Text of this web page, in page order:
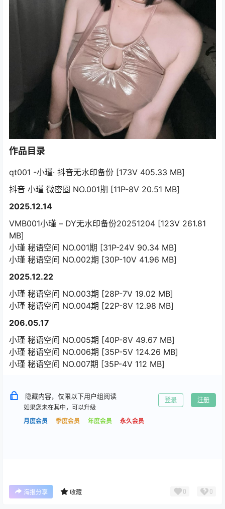
作品目录
qt001 -小瑾· 抖音无水印备份 [173V 405.33 MB]
抖音 小瑾 微密圈 NO.001期 [11P-8V 20.51 MB]
2025.12.14
VMB001小瑾 – DY无水印备份20251204 [123V 261.81
MB]
小瑾 秘语空间 NO.001期 [31P-24V 90.34 MB]
小瑾 秘语空间 NO.002期 [30P-10V 41.96 MB]
2025.12.22
小瑾 秘语空间 NO.003期 [28P-7V 19.02 MB]
小瑾 秘语空间 NO.004期 [22P-8V 12.98 MB]
206.05.17
小瑾 秘语空间 NO.005期 [40P-8V 49.67 MB]
小瑾 秘语空间 NO.006期 [35P-5V 124.26 MB]
小瑾 秘语空间 NO.007期 [35P-4V 112 MB]
隐藏内容，仅限以下用户组阅读
如果您未在其中，可以升级
月度会员
季度会员 年度会员 永久会员
登录 注册
海报分享 收藏 0 0